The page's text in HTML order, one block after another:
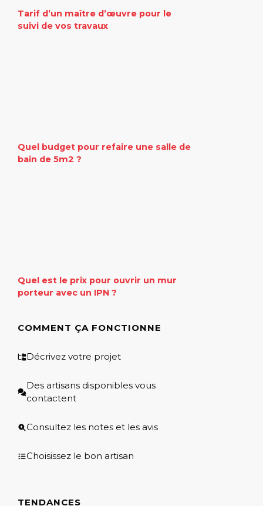
Tarif d’un maître d’œuvre pour le
suivi de vos travaux
Quel budget pour refaire une salle de
bain de 5m2 ?
Quel est le prix pour ouvrir un mur
porteur avec un IPN ?
COMMENT ÇA FONCTIONNE
Décrivez votre projet
Des artisans disponibles vous
contactent
Consultez les notes et les avis
Choisissez le bon artisan
TENDANCES